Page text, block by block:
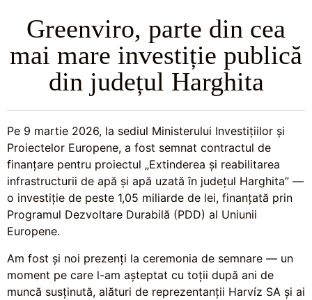
Greenviro, parte din cea
mai mare investiție publică
din județul Harghita
Pe 9 martie 2026, la sediul Ministerului Investițiilor și
Proiectelor Europene, a fost semnat contractul de
finanțare pentru proiectul „Extinderea și reabilitarea
infrastructurii de apă și apă uzată în județul Harghita” —
o investiție de peste 1,05 miliarde de lei, finanțată prin
Programul Dezvoltare Durabilă (PDD) al Uniunii
Europene.
Am fost și noi prezenți la ceremonia de semnare — un
moment pe care l-am așteptat cu toții după ani de
muncă susținută, alături de reprezentanții Harvíz SA și ai